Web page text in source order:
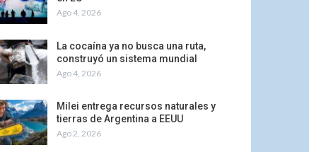
Ago 4, 2026
La cocaína ya no busca una ruta,
construyó un sistema mundial
Ago 4, 2026
Milei entrega recursos naturales y
tierras de Argentina a EEUU
Ago 2, 2026